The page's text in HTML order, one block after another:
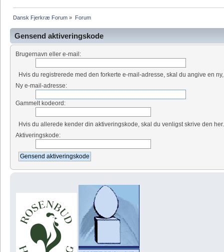
Dansk Fjerkræ Forum » Forum
Gensend aktiveringskode
Brugernavn eller e-mail:
Hvis du registrerede med den forkerte e-mail-adresse, skal du angive en
Ny e-mail-adresse:
Gammelt kodeord:
Hvis du allerede kender din aktiveringskode, skal du venligst skrive den her.
Aktiveringskode: